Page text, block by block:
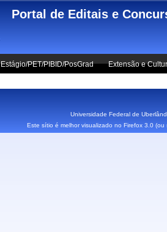
Portal de Editais e
Estágio/PET/PIBID/PosGrad Extensão e
Universidade Federal de
Este sítio é melhor visualizado no Firefox 3.0